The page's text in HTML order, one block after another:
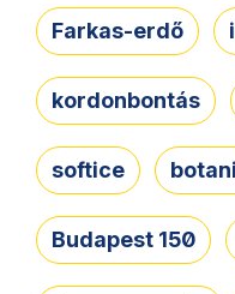
Farkas-erdő
kordonbontás
softice
Budapest 150